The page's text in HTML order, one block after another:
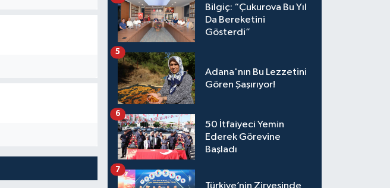
Bilgiç: “Çukurova Bu Yıl
Da Bereketini
Gösterdi”
Adana'nın Bu Lezzetini
Gören Şaşırıyor!
5
50 İtfaiyeci Yemin
Ederek Görevine
Başladı
6
7